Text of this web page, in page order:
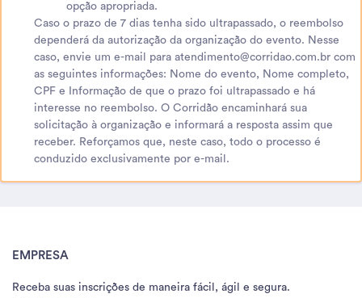
opção apropriada.
Caso o prazo de 7 dias tenha sido ultrapassado, o reembolso
dependerá da autorização da organização do evento. Nesse
caso, envie um e-mail para atendimento@corridao.com.br com
as seguintes informações: Nome do evento, Nome completo,
CPF e Informação de que o prazo foi ultrapassado e há
interesse no reembolso. O Corridão encaminhará sua
solicitação à organização e informará a resposta assim que
receber. Reforçamos que, neste caso, todo o processo é
conduzido exclusivamente por e-mail.
EMPRESA
Receba suas inscrições de maneira fácil, ágil e segura.